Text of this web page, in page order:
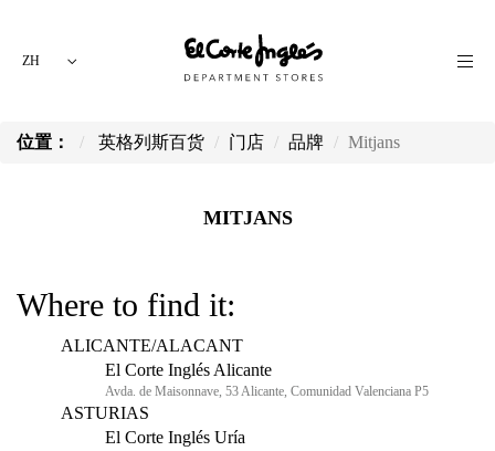
ZH
位置： 英格列斯百货 门店 品牌 Mitjans
MITJANS
Where to find it:
ALICANTE/ALACANT
El Corte Inglés Alicante
Avda. de Maisonnave, 53 Alicante, Comunidad Valenciana P5
ASTURIAS
El Corte Inglés Uría